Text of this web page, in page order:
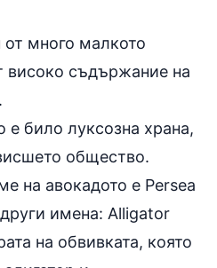
от много малкото
високо съдържание на
е било луксозна храна,
общество.
на авокадото е Persea
имена: Alligator
на обвивката, която